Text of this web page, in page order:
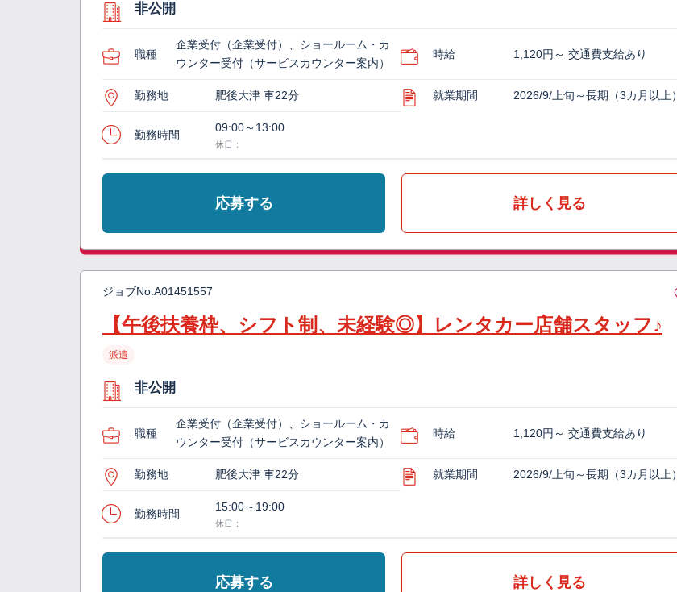
非公開
職種
企業受付（企業受付）、ショールーム・カ
ウンター受付（サービスカウンター案内）
時給 1,120円～ 交通費支給あり
勤務地 肥後大津 車22分 就業期間 2026/9/上旬～長期（3カ月以上）
勤務時間
09:00～13:00
休日：
応募する 詳しく見る
ジョブNo. A01451557
【午後扶養枠、シフト制、未経験◎】レンタカー店舗スタッフ♪
派遣
非公開
職種
企業受付（企業受付）、ショールーム・カ
ウンター受付（サービスカウンター案内）
時給 1,120円～ 交通費支給あり
勤務地 肥後大津 車22分 就業期間 2026/9/上旬～長期（3カ月以上）
勤務時間
15:00～19:00
休日：
応募する 詳しく見る